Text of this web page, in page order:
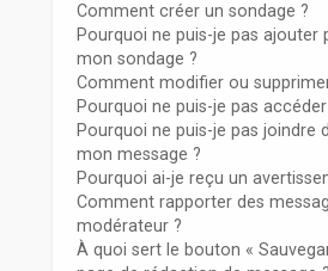
Comment créer un sondage ?
Pourquoi ne puis-je pas ajouter
mon sondage ?
Comment modifier ou
Pourquoi ne puis-je pas
Pourquoi ne puis-je pas joindre
mon message ?
Pourquoi ai-je reçu un
Comment rapporter des
modérateur ?
À quoi sert le bouton «